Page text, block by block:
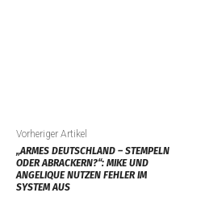
Vorheriger Artikel
„ARMES DEUTSCHLAND – STEMPELN
ODER ABRACKERN?“: MIKE UND
ANGELIQUE NUTZEN FEHLER IM
SYSTEM AUS